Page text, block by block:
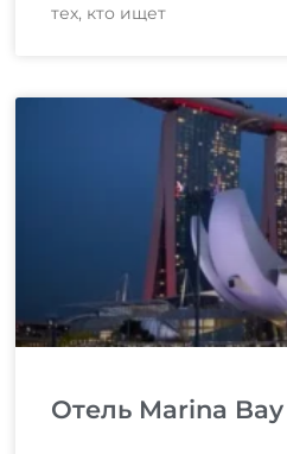
тех, кто ищет
Отель Marina